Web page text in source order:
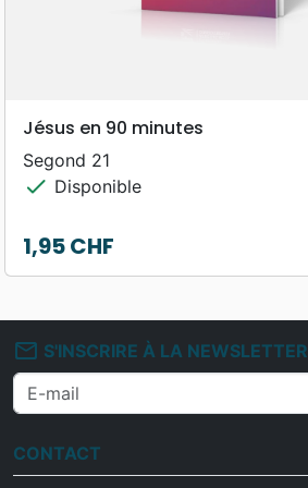
Jésus en 90 minutes
Segond 21
check Disponible
Prix
1,95 CHF
mail_outline S'INSCRIRE À LA NEWSLETTER
CONTACT